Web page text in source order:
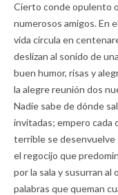
Cierto conde opulento
numerosos amigos. En
vida circula en
deslizan al sonido de
buen humor, risas y
la alegre reunión dos
Nadie sabe de dónde
invitadas; empero cada
terrible se desenvuelve
el regocijo que
por la sala y susurran al
palabras que queman